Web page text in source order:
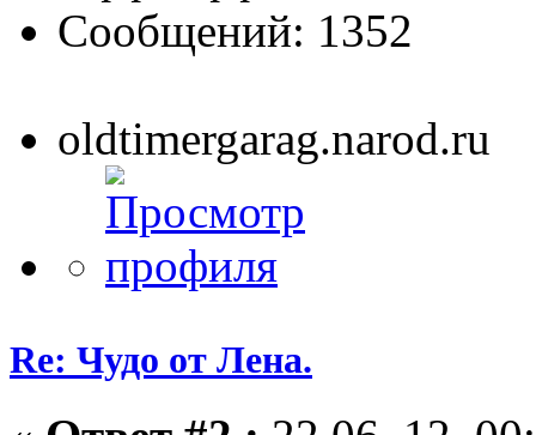
Сообщений: 1352
oldtimergarag.narod.ru
Re: Чудо от Лена.